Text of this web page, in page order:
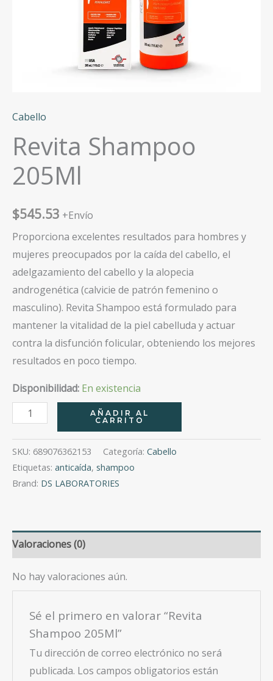
Cabello
Revita Shampoo
205Ml
$545.53 +Envío
Proporciona excelentes resultados para hombres y
mujeres preocupados por la caída del cabello, el
adelgazamiento del cabello y la alopecia
androgenética (calvicie de patrón femenino o
masculino). Revita Shampoo está formulado para
mantener la vitalidad de la piel cabelluda y actuar
contra la disfunción folicular, obteniendo los mejores
resultados en poco tiempo.
Disponibilidad: En existencia
Revita
Shampoo
205Ml
cantidad
AÑADIR AL
CARRITO
SKU: 689076362153 Categoría: Cabello
Etiquetas: anticaída, shampoo
Brand: DS LABORATORIES
Valoraciones (0)
No hay valoraciones aún.
Sé el primero en valorar “Revita
Shampoo 205Ml”
Tu dirección de correo electrónico no será
publicada. Los campos obligatorios están